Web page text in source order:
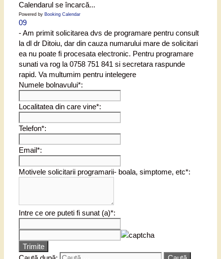
Calendarul se încarcă...
Powered by Booking Calendar
09
- Am primit solicitarea dvs de programare pentru consult
la dl dr Ditoiu, dar din cauza numarului mare de solicitari
ea nu poate fi procesata electronic. Pentru programare
sunati va rog la 0758 751 841 si secretara raspunde
rapid. Va multumim pentru intelegere
Numele bolnavului*:
Localitatea din care vine*:
Telefon*:
Email*:
Motivele solicitarii programarii- boala, simptome, etc*:
Intre ce ore puteti fi sunat (a)*:
Trimite